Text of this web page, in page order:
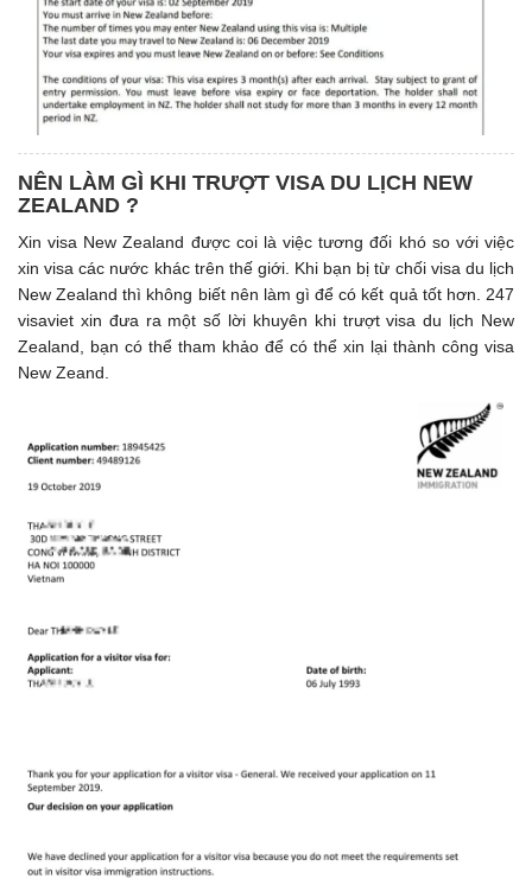
NÊN LÀM GÌ KHI TRƯỢT VISA DU LỊCH NEW
ZEALAND ?
Xin visa New Zealand được coi là việc tương đối khó so với việc
xin visa các nước khác trên thế giới. Khi bạn bị từ chối visa du lịch
New Zealand thì không biết nên làm gì để có kết quả tốt hơn. 247
visaviet xin đưa ra một số lời khuyên khi trượt visa du lịch New
Zealand, bạn có thể tham khảo để có thể xin lại thành công visa
New Zeand.